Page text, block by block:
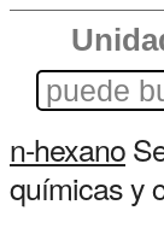
n-hexano
químicas y